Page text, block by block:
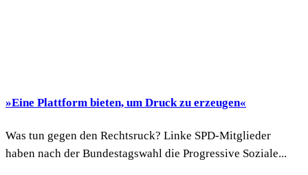
»Eine Plattform bieten, um Druck zu erzeugen«
Was tun gegen den Rechtsruck? Linke SPD-Mitglieder
haben nach der Bundestagswahl die Progressive Soziale...